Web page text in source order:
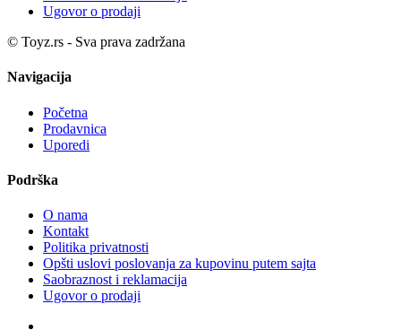
Ugovor o prodaji
© Toyz.rs - Sva prava zadržana
Navigacija
Početna
Prodavnica
Uporedi
Podrška
O nama
Kontakt
Politika privatnosti
Opšti uslovi poslovanja za kupovinu putem sajta
Saobraznost i reklamacija
Ugovor o prodaji